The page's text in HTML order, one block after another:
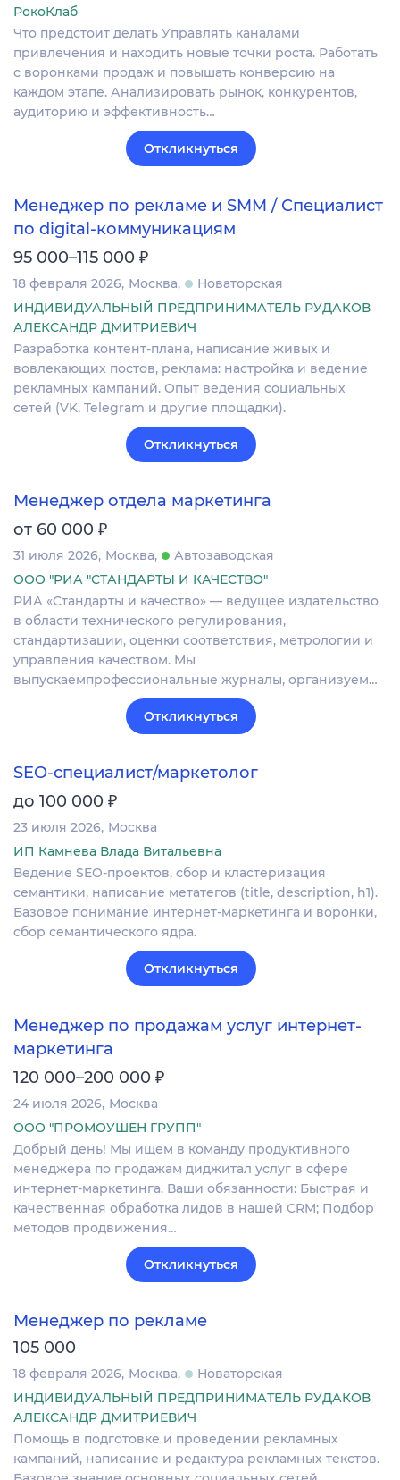
РокоКлаб
Что предстоит делать Управлять каналами
привлечения и находить новые точки роста. Работать
с воронками продаж и повышать конверсию на
каждом этапе. Анализировать рынок, конкурентов,
аудиторию и эффективность…
Откликнуться
Менеджер по рекламе и SMM / Специалист
по digital-коммуникациям
95 000–115 000 ₽
18 февраля 2026 Москва
Новаторская
ИНДИВИДУАЛЬНЫЙ ПРЕДПРИНИМАТЕЛЬ РУДАКОВ
АЛЕКСАНДР ДМИТРИЕВИЧ
Разработка контент-плана, написание живых и
вовлекающих постов, реклама: настройка и ведение
рекламных кампаний. Опыт ведения социальных
сетей (VK, Telegram и другие площадки).
Откликнуться
Менеджер отдела маркетинга
от 60 000 ₽
31 июля 2026 Москва
Автозаводская
ООО "РИА "СТАНДАРТЫ И КАЧЕСТВО"
РИА «Стандарты и качество» — ведущее издательство
в области технического регулирования,
стандартизации, оценки соответствия, метрологии и
управления качеством. Мы
выпускаемпрофессиональные журналы, организуем…
Откликнуться
SEO-специалист/маркетолог
до 100 000 ₽
23 июля 2026 Москва
ИП Камнева Влада Витальевна
Ведение SEO-проектов, сбор и кластеризация
семантики, написание метатегов (title, description, h1).
Базовое понимание интернет-маркетинга и воронки,
сбор семантического ядра.
Откликнуться
Менеджер по продажам услуг интернет-
маркетинга
120 000–200 000 ₽
24 июля 2026 Москва
ООО "ПРОМОУШЕН ГРУПП"
Добрый день! Мы ищем в команду продуктивного
менеджера по продажам диджитал услуг в сфере
интернет-маркетинга. Ваши обязанности: Быстрая и
качественная обработка лидов в нашей CRM; Подбор
методов продвижения…
Откликнуться
Менеджер по рекламе
105 000
18 февраля 2026 Москва
Новаторская
ИНДИВИДУАЛЬНЫЙ ПРЕДПРИНИМАТЕЛЬ РУДАКОВ
АЛЕКСАНДР ДМИТРИЕВИЧ
Помощь в подготовке и проведении рекламных
кампаний, написание и редактура рекламных текстов.